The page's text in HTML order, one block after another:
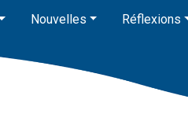
Nouvelles Réflexions